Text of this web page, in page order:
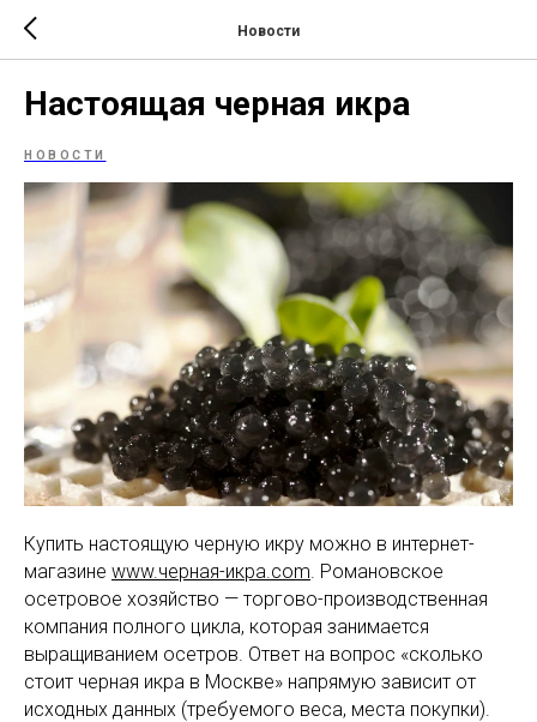
Новости
Настоящая черная икра
НОВОСТИ
Купить настоящую черную икру можно в интернет-
магазине www.черная-икра.com . Романовское
осетровое хозяйство — торгово-производственная
компания полного цикла, которая занимается
выращиванием осетров. Ответ на вопрос «сколько
стоит черная икра в Москве» напрямую зависит от
исходных данных (требуемого веса, места покупки).